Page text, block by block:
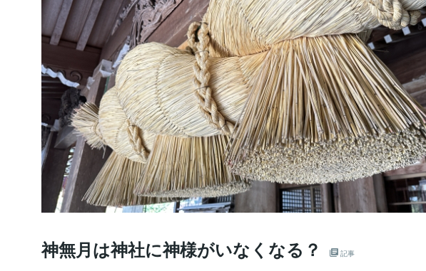
神無月は神社に神様がいなくなる？ 記事